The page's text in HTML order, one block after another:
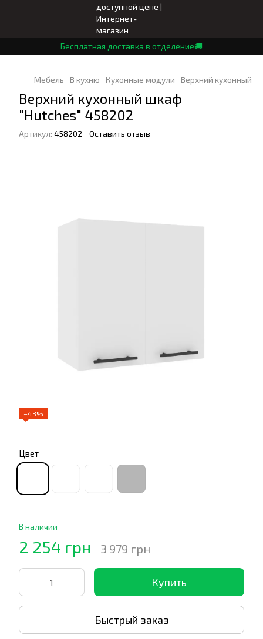
Бесплатная доставка в отделение🚚
Мебель В кухню Кухонные модули Верхний кухонный
Верхний кухонный шкаф
"Hutches" 458202
Артикул: 458202 Оставить отзыв
−43%
Цвет
В наличии
2 254 грн 3 979 грн
Купить
Быстрый заказ